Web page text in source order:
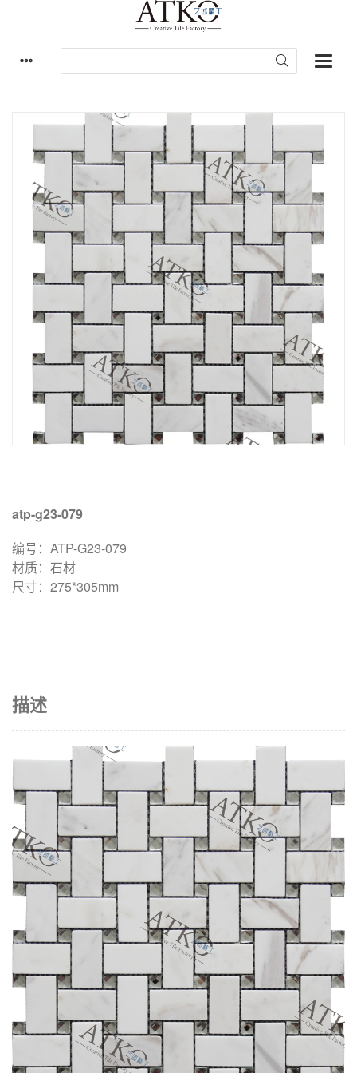
atp-g23-079
编号：ATP-G23-079
材质：石材
尺寸：275*305mm
描述